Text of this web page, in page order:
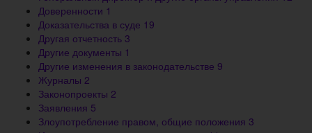
Доверенности 1
Доказательства в суде 19
Другая отчетность 3
Другие документы 1
Другие изменения в законодательстве 9
Журналы 2
Законопроекты 2
Заявления 5
Злоупотребление правом, общие положения 3